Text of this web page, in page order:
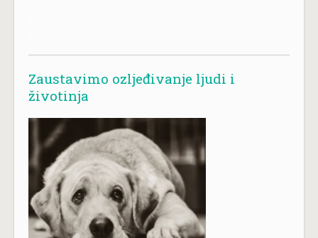
Zaustavimo ozljeđivanje ljudi i
životinja